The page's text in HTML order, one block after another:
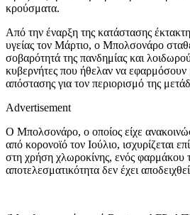
κρούσματα.
Από την έναρξη της κατάστασης
υγείας τον Μάρτιο, ο Μπολσονάρο
σοβαρότητά της πανδημίας και
κυβερνήτες που ήθελαν να εφαρμόσουν
απόστασης για τον περιορισμό της
Advertisement
Ο Μπολσονάρο, ο οποίος είχε
από κορονοϊό τον Ιούλιο, ισχυρίζεται
στη χρήση χλωροκίνης, ενός φαρμάκου
αποτελεσματικότητα δεν έχει